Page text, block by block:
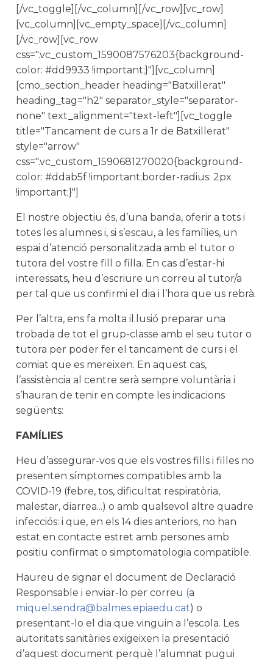
[/vc_toggle][/vc_column][/vc_row][vc_row]
[vc_column][vc_empty_space][/vc_column]
[/vc_row][vc_row
css=".vc_custom_1590087576203{background-
color: #dd9933 !important;}"][vc_column]
[cmo_section_header heading="Batxillerat"
heading_tag="h2" separator_style="separator-
none" text_alignment="text-left"][vc_toggle
title="Tancament de curs a 1r de Batxillerat"
style="arrow"
css=".vc_custom_1590681270020{background-
color: #ddab5f !important;border-radius: 2px
!important;}"]
El nostre objectiu és, d’una banda, oferir a tots i
totes les alumnes i, si s’escau, a les famílies, un
espai d’atenció personalitzada amb el tutor o
tutora del vostre fill o filla. En cas d’estar-hi
interessats, heu d’escriure un correu al tutor/a
per tal que us confirmi el dia i l’hora que us rebrà.
Per l’altra, ens fa molta il.lusió preparar una
trobada de tot el grup-classe amb el seu tutor o
tutora per poder fer el tancament de curs i el
comiat que es mereixen. En aquest cas,
l’assistència al centre serà sempre voluntària i
s’hauran de tenir en compte les indicacions
següents:
FAMÍLIES
Heu d’assegurar-vos que els vostres fills i filles no
presenten símptomes compatibles amb la
COVID-19 (febre, tos, dificultat respiratòria,
malestar, diarrea...) o amb qualsevol altre quadre
infecciós: i que, en els 14 dies anteriors, no han
estat en contacte estret amb persones amb
positiu confirmat o simptomatologia compatible.
Haureu de signar el document de Declaració
Responsable i enviar-lo per correu (a
miquel.sendra@balmes.epiaedu.cat) o
presentant-lo el dia que vinguin a l’escola. Les
autoritats sanitàries exigeixen la presentació
d’aquest document perquè l’alumnat pugui